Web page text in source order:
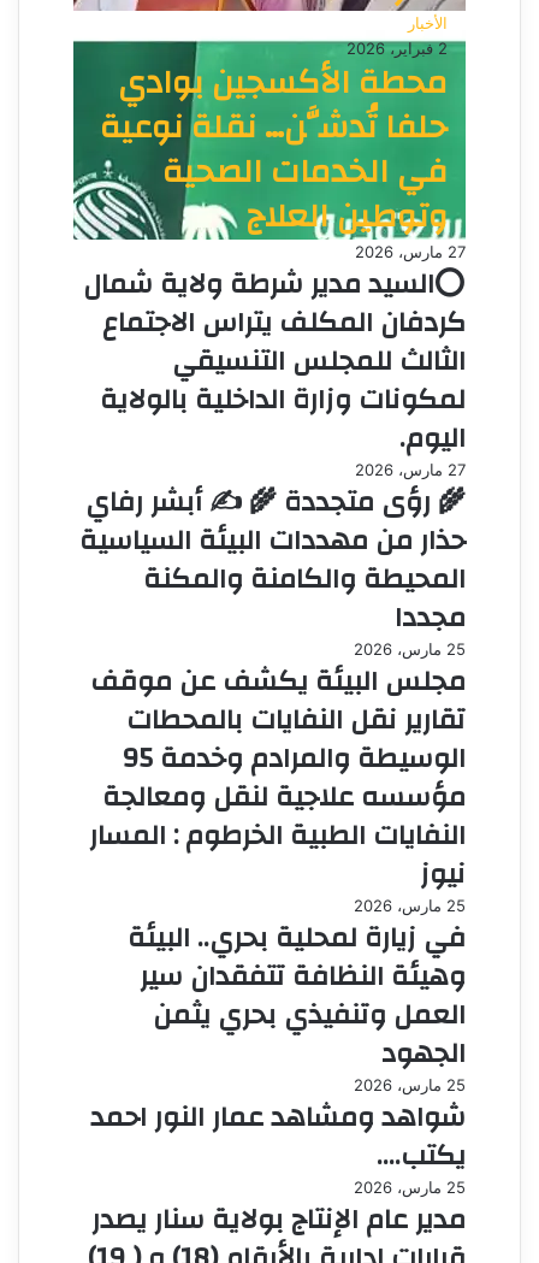
الأخبار
2 فبراير، 2026
محطة الأكسجين بوادي
حلفا تُدشَّن… نقلة نوعية
في الخدمات الصحية
وتوطين العلاج
27 مارس، 2026
⭕السيد مدير شرطة ولاية شمال
كردفان المكلف يتراس الاجتماع
الثالث للمجلس التنسيقي
لمكونات وزارة الداخلية بالولاية
اليوم.
27 مارس، 2026
🌾 رؤى متجددة 🌾 ✍️ أبشر رفاي
حذار من مهددات البيئة السياسية
المحيطة والكامنة والمكنة
مجددا
25 مارس، 2026
مجلس البيئة يكشف عن موقف
تقارير نقل النفايات بالمحطات
الوسيطة والمرادم وخدمة 95
مؤسسه علاجية لنقل ومعالجة
النفايات الطبية الخرطوم : المسار
نيوز
25 مارس، 2026
في زيارة لمحلية بحري.. البيئة
وهيئة النظافة تتفقدان سير
العمل وتنفيذي بحري يثمن
الجهود
25 مارس، 2026
شواهد ومشاهد عمار النور احمد
يكتب….
25 مارس، 2026
مدير عام الإنتاج بولاية سنار يصدر